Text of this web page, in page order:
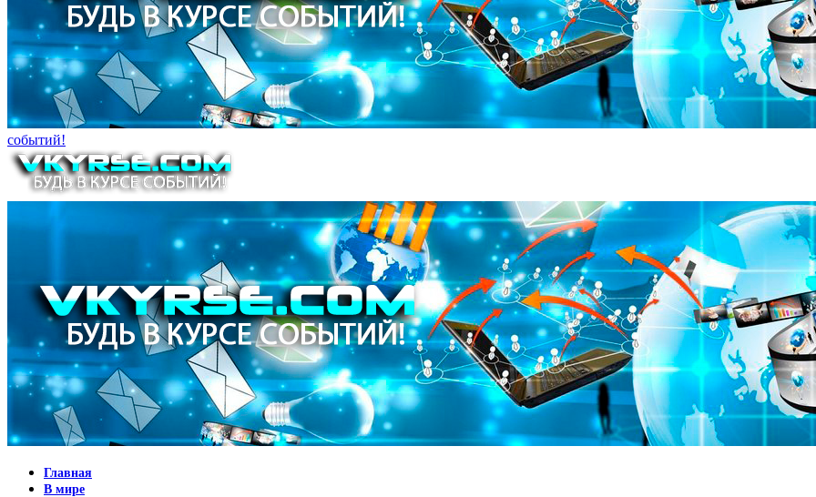
событий!
Главная
В мире